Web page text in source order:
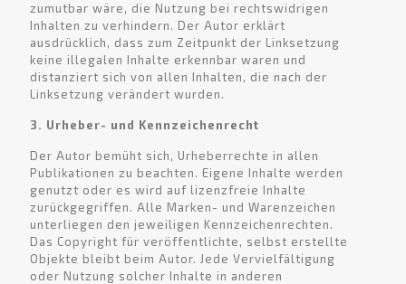
zumutbar wäre, die Nutzung bei rechtswidrigen
Inhalten zu verhindern. Der Autor erklärt
ausdrücklich, dass zum Zeitpunkt der Linksetzung
keine illegalen Inhalte erkennbar waren und
distanziert sich von allen Inhalten, die nach der
Linksetzung verändert wurden.
3. Urheber- und Kennzeichenrecht
Der Autor bemüht sich, Urheberrechte in allen
Publikationen zu beachten. Eigene Inhalte werden
genutzt oder es wird auf lizenzfreie Inhalte
zurückgegriffen. Alle Marken- und Warenzeichen
unterliegen den jeweiligen Kennzeichenrechten.
Das Copyright für veröffentlichte, selbst erstellte
Objekte bleibt beim Autor. Jede Vervielfältigung
oder Nutzung solcher Inhalte in anderen